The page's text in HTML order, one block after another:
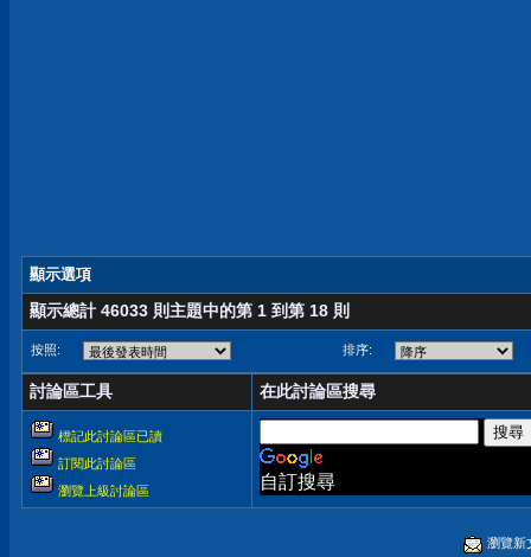
顯示選項
顯示總計 46033 則主題中的第 1 到第 18 則
按照: 排序:
討論區工具 在此討論區搜尋
標記此討論區已讀
訂閱此討論區
瀏覽上級討論區
自訂搜尋
瀏覽新